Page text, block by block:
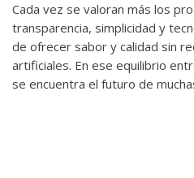
Cada vez se valoran más los
transparencia, simplicidad y
de ofrecer sabor y calidad sin
artificiales. En ese equilibrio
se encuentra el futuro de